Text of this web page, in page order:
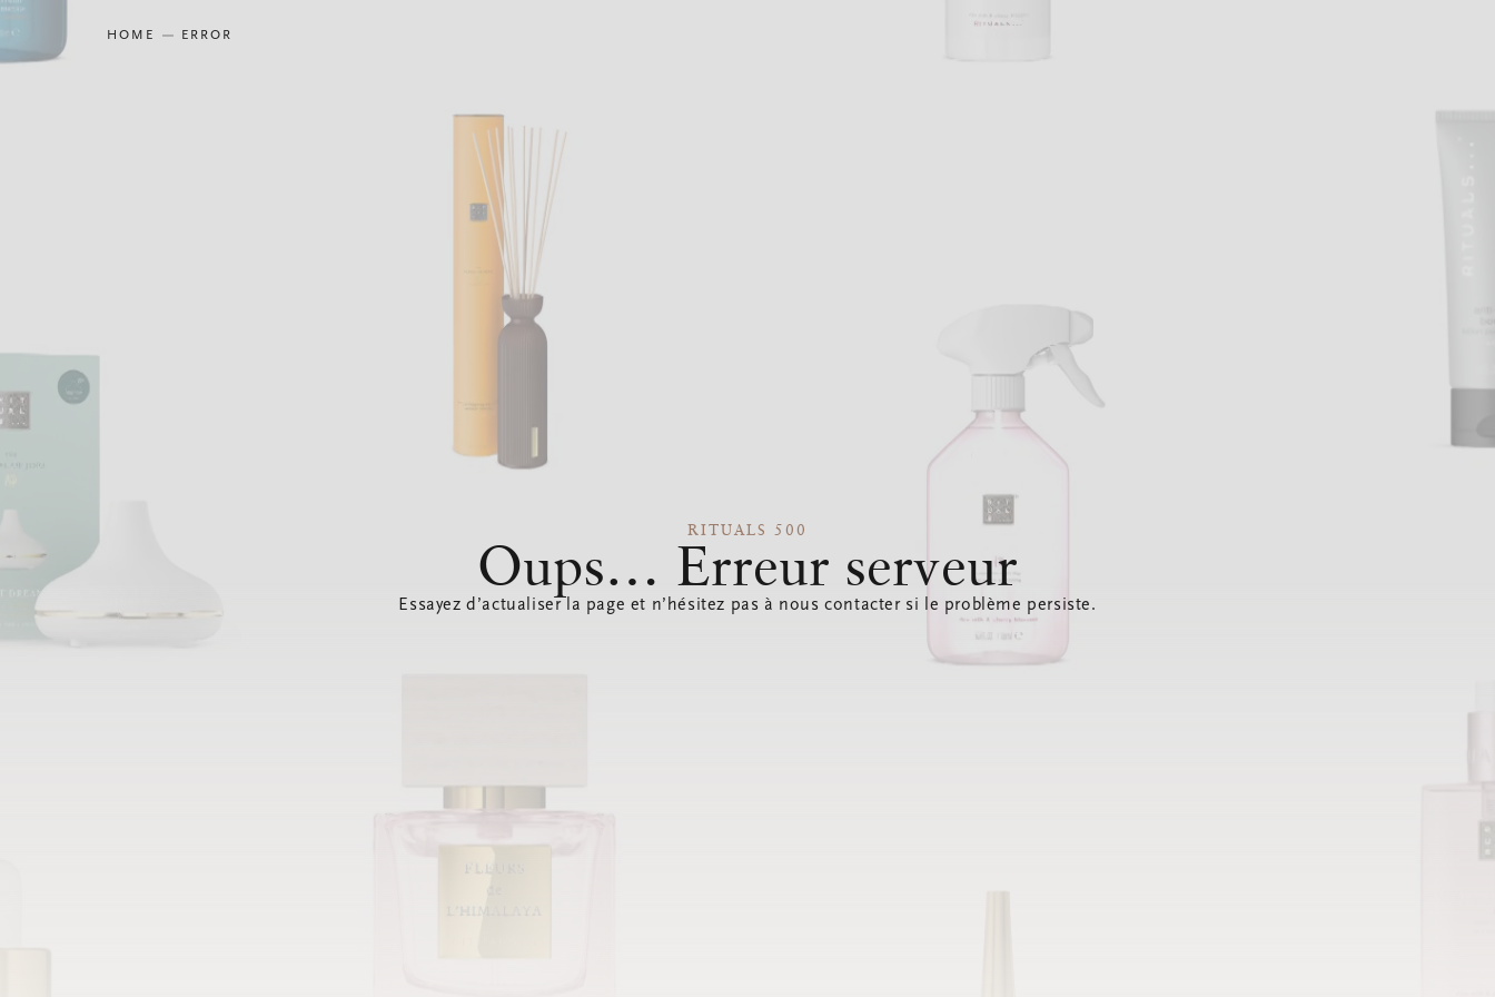
HOME ERROR
RITUALS 500
Oups… Erreur serveur
Essayez d’actualiser la page et n’hésitez pas à nous contacter si le problème persiste.